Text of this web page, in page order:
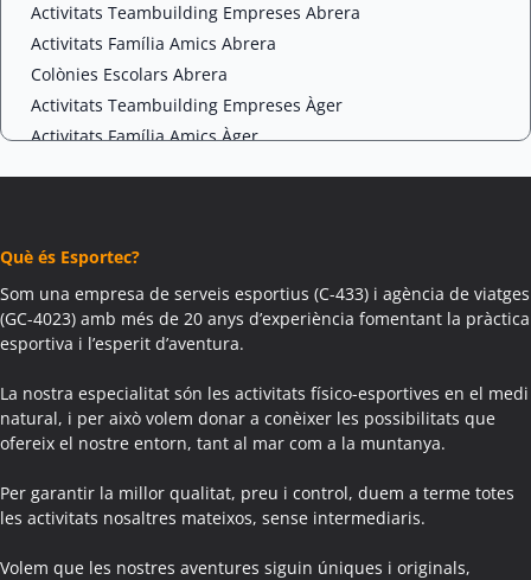
Activitats Teambuilding Empreses Abrera
Activitats Família Amics Abrera
Colònies Escolars Abrera
Activitats Teambuilding Empreses Àger
Activitats Família Amics Àger
Colònies Escolars Agramunt
Activitats Teambuilding Empreses Aguilar de Segarra
Activitats Família Amics Aguilar de Segarra
Colònies Escolars Aguilar de Segarra
Activitats Teambuilding Empreses Agullana
Activitats Família Amics Agullana
Colònies Escolars Agullana
Activitats Família Amics Aiguafreda
Activitats Teambuilding Empreses Aiguamúrcia
Què és Esportec?
Som una empresa de serveis esportius (C-433) i agència de viatges
(GC-4023) amb més de 20 anys d’experiència fomentant la pràctica
esportiva i l’esperit d’aventura.
La nostra especialitat són les activitats físico-esportives en el medi
natural, i per això volem donar a conèixer les possibilitats que
ofereix el nostre entorn, tant al mar com a la muntanya.
Per garantir la millor qualitat, preu i control, duem a terme totes
les activitats nosaltres mateixos, sense intermediaris.
Volem que les nostres aventures siguin úniques i originals,